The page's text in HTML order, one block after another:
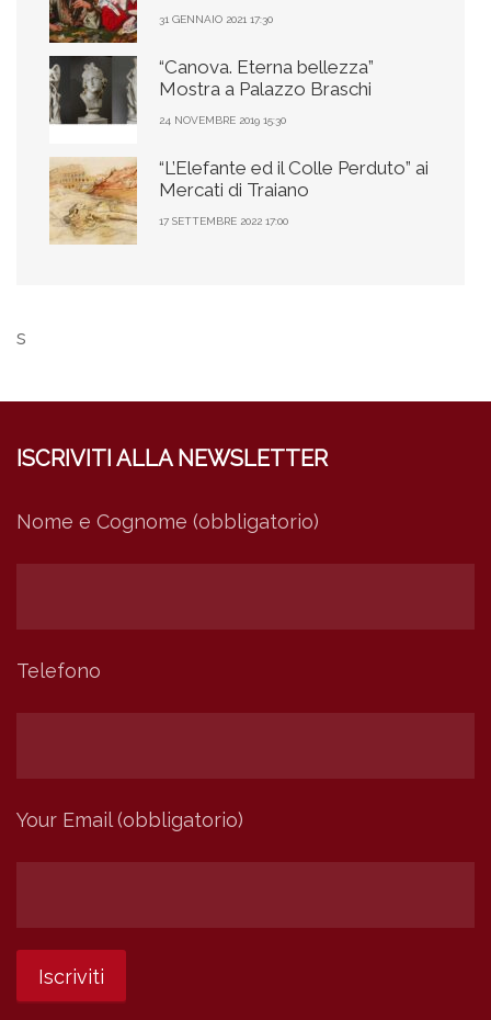
31 GENNAIO 2021 17:30
“Canova. Eterna bellezza”
Mostra a Palazzo Braschi
24 NOVEMBRE 2019 15:30
“L’Elefante ed il Colle Perduto” ai
Mercati di Traiano
17 SETTEMBRE 2022 17:00
s
ISCRIVITI ALLA NEWSLETTER
Nome e Cognome (obbligatorio)
Telefono
Your Email (obbligatorio)